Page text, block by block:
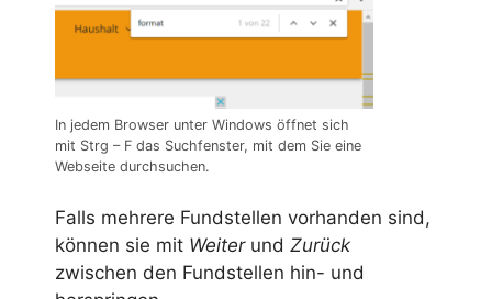
In jedem Browser unter Windows öffnet sich
mit Strg – F das Suchfenster, mit dem Sie eine
Webseite durchsuchen.
Falls mehrere Fundstellen vorhanden sind,
können sie mit Weiter und Zurück
zwischen den Fundstellen hin- und